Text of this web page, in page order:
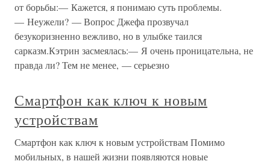
от борьбы:— Кажется, я понимаю суть проблемы.
— Неужели? — Вопрос Джефа прозвучал
безукоризненно вежливо, но в улыбке таился
сарказм.Кэтрин засмеялась:— Я очень проницательна, не
правда ли? Тем не менее, — серьезно
Смартфон как ключ к новым
устройствам
Смартфон как ключ к новым устройствам Помимо
мобильных, в нашей жизни появляются новые